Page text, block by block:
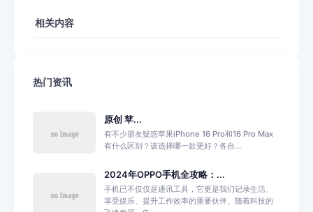
相关内容
热门资讯
原创 苹...
有不少朋友疑惑苹果iPhone 16 Pro和16 Pro Max
有什么区别？该选择哪一款更好？各自...
2024年OPPO手机全攻略：...
手机已不仅仅是通讯工具，它更是我们记录生活、
享受娱乐、提升工作效率的重要伙伴。随着科技的